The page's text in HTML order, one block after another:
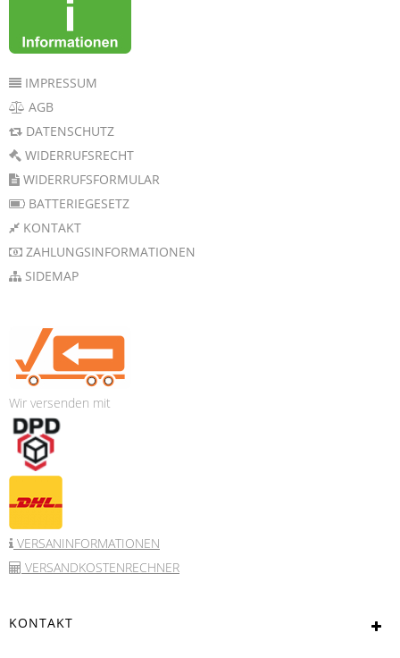
IMPRESSUM
AGB
DATENSCHUTZ
WIDERRUFSRECHT
WIDERRUFSFORMULAR
BATTERIEGESETZ
KONTAKT
ZAHLUNGSINFORMATIONEN
SIDEMAP
Wir versenden mit
VERSANINFORMATIONEN
VERSANDKOSTENRECHNER
KONTAKT